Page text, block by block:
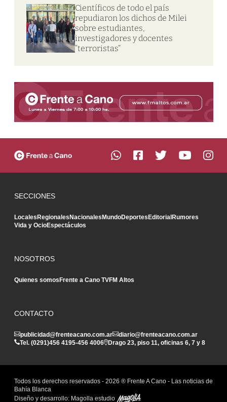
Científicos de todo el país
repudiaron los dichos de Milei
sobre estudiantes,
investigadores y docentes
“terroristas”
SECCIONES
LocalesRegionalesNacionalesMundoDeportesEditorialRumores
Vida y OcioEspectáculos
NOSOTROS
Quienes somosFrente a Cano TVFM Altos
CONTACTO
publicidad@frenteacano.com.ar
diario@frenteacano.com.ar
Tel. (0291)456 4195-456 4006 Drago 23, piso 11, oficinas 6, 7 y 8
Todos los derechos reservados - 2026 ® Frente A Cano - Las noticias de
Bahía Blanca
Diseño y desarrollo: Magolla estudio